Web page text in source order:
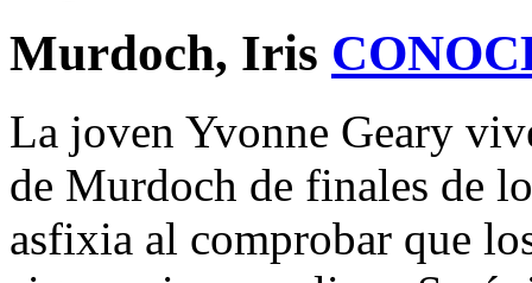
Murdoch, Iris
La joven Yvonne Geary
de Murdoch de finales de
asfixia al comprobar que